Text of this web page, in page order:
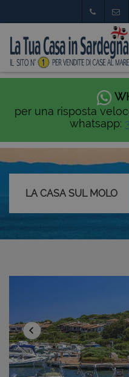
per una risposta
whatsapp:
LA CASA SUL MOLO